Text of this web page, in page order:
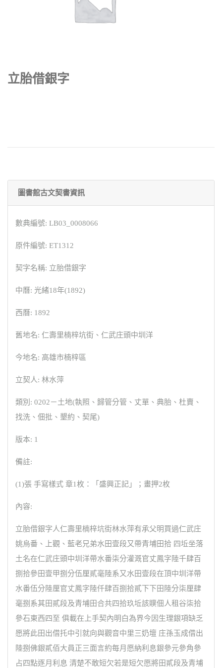
立胎借銀字
圖書館古文契書資訊
數典編號: LB03_0008066
原件編號: ET1312
契字名稱: 立胎借銀字
中曆: 光緒18年(1892)
西曆: 1892
舊地名: 仁壽里楠梓坑街、仁武庄頭中圳洋
今地名: 高雄市楠梓區
立契人: 林水萍
類別: 0202－土地(執照、歸管分管、丈單、典胎、杜賣、
找洗、佃批、墾約、契尾)
版本: 1
備註:
(1)張 手寫樣式 章1枚：「盛興正記」；畫押2枚
內容:
立胎借銀字人仁壽里楠梓坑街林水萍有承父明買過仁武庄
姚烏番、上觀、藍老兄弟水田壹段又帶青埔田拾 四坵坐落
土名在仁武庄頭中圳洋帶水番柒分灌溉官丈鳳字陸千肆百
捌拾參田壹甲捌分伍厘貳毫陸系又水田壹段在頂中圳洋帶
水番伍分陸厘官丈鳳字陸仟肆百捌拾貳下下田陸分柒厘肆
毫捌系其田貳段及青埔田合共四拾玖坵該贌佃人租谷柒拾
參石東西四至 俱載在上手契內明白為界今因生理銀項缺乏
愿將此田出借托中引就向與觀音中里三奶壇 庄孫玉成借出
陸捌佛銀貳佰大員正三面言約每月愿納利息銀參元參角參
占四點逐月利息 清楚不敢短欠若是短欠愿將田貳段及青埔